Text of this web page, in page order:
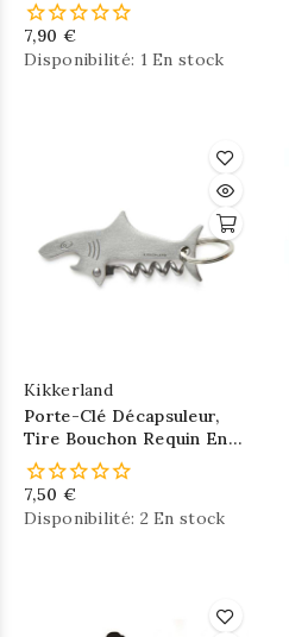
7,90 €
Disponibilité: 1 En stock
Kikkerland
Porte-Clé Décapsuleur,
Tire Bouchon Requin En
Inox
7,50 €
Disponibilité: 2 En stock